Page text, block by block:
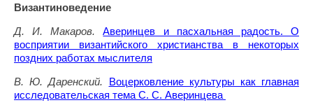
Византиноведение
Д. И. Макаров.
Аверинцев и пасхальная радость. О
восприятии византийского христианства в некоторых
поздних работах мыслителя
В. Ю. Даренский. Воцерковление культуры как главная
исследовательская тема С. С. Аверинцева